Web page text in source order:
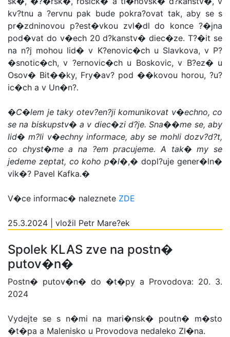
kv?tnu a ?ervnu pak bude pokra?ovat tak, aby se s
pr�zdninovou p?est�vkou zvl�dl do konce ?�jna
pod�vat do v�ech 20 d?kanstv� diec�ze. T?�it se
na n?j mohou lid� v K?enovic�ch u Slavkova, v P?
�snotic�ch, v ?ernovic�ch u Boskovic, v B?ez� u
Osov� Bit��ky, Fry�av? pod ��kovou horou, ?u?
ic�ch a v Un�n?.
�C�lem je taky otev?en?ji komunikovat v�echno, co
se na biskupstv� a v diec�zi d?je. Sna��me se, aby
lid� m?li v�echny informace, aby se mohli dozv?d?t,
co chyst�me a na ?em pracujeme. A tak� my se
jedeme zeptat, co koho p�l�,� dopl?uje gener�ln�
vik�? Pavel Kafka.�
V�ce informac� naleznete ZDE
25.3.2024 | vložil Petr Mare?ek
Spolek KLAS zve na postn�
putov�n�
Postn� putov�n� do �t�py a Provodova: 20. 3.
2024
Vydejte se s n�mi na mari�nsk� poutn� m�sto
�t�pa a Malenisko u Provodova nedaleko Zl�na.